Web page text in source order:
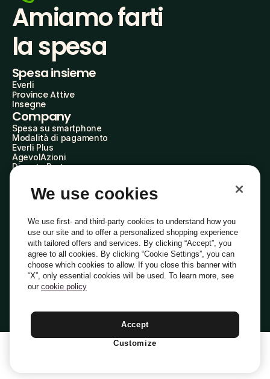
Amiamo farti
la spesa
Spesa insieme
Everli
Province Attive
Insegne
Company
Spesa su smartphone
Modalità di pagamento
Everli Plus
AgevolAzioni
Diventa Partner
Everli Shoppers
About Us
Everli News
Domande frequenti
Lavora con noi
Diventa Shopper
Investitori
PrivacyCookiePreferenze Cookie
Termini e CondizioniCodice Etico
Indirizzo PEC: everli@pec.it - indirizzo DPO: dpo@everli.com
Italiano
We use cookies
We use first- and third-party cookies to understand how you
use our site and to offer a personalized shopping experience
with tailored offers and services. By clicking “Accept”, you
agree to all cookies. By clicking “Cookie Settings”, you can
choose which cookies to allow. If you close this banner with
“X”, only essential cookies will be used. To learn more, see
our cookie policy
Accept
Customize